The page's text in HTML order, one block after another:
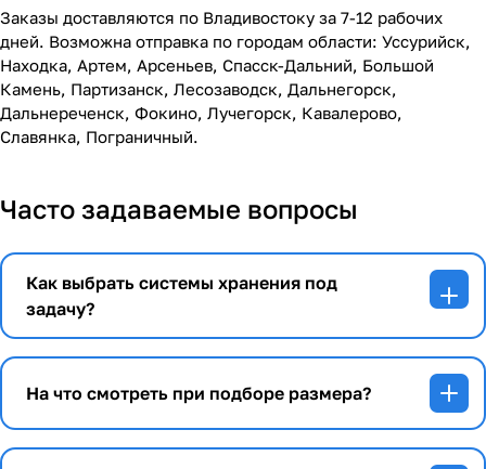
Заказы доставляются по Владивостоку за 7-12 рабочих
дней. Возможна отправка по городам области: Уссурийск,
Находка, Артем, Арсеньев, Спасск-Дальний, Большой
Камень, Партизанск, Лесозаводск, Дальнегорск,
Дальнереченск, Фокино, Лучегорск, Кавалерово,
Славянка, Пограничный.
Часто задаваемые вопросы
Как выбрать системы хранения под
задачу?
На что смотреть при подборе размера?